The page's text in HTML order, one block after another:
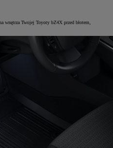
wnętrza Twojej Toyoty bZ4X przed błotem,